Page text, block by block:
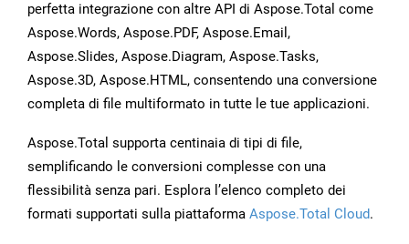
perfetta integrazione con altre API di Aspose.Total come
Aspose.Words, Aspose.PDF, Aspose.Email,
Aspose.Slides, Aspose.Diagram, Aspose.Tasks,
Aspose.3D, Aspose.HTML, consentendo una conversione
completa di file multiformato in tutte le tue applicazioni.
Aspose.Total supporta centinaia di tipi di file,
semplificando le conversioni complesse con una
flessibilità senza pari. Esplora l’elenco completo dei
formati supportati sulla piattaforma Aspose.Total Cloud.